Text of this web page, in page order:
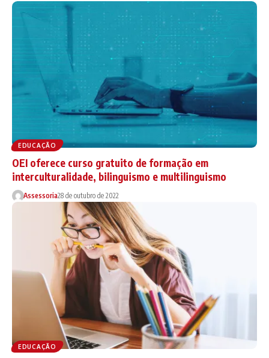
EDUCAÇÃO
OEI oferece curso gratuito de formação em
interculturalidade, bilinguismo e multilinguismo
Assessoria28 de outubro de 2022
EDUCAÇÃO